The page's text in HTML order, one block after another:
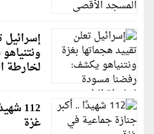
إسرائيل
لخارطة
112
غزة